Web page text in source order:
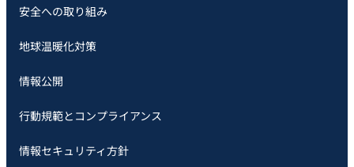
安全への取り組み
地球温暖化対策
情報公開
行動規範とコンプライアンス
情報セキュリティ方針